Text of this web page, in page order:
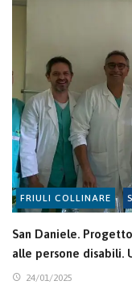
FRIULI COLLINARE
San Daniele.
alle persone disabili.
24/01/2025